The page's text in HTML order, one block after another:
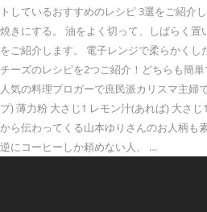
トしているおすすめのレシピ 3選をご紹
焼きにする。 油をよく切って、しばらく
をご紹介します。 電子レンジで柔らかく
チーズのレシピを2つご紹介！どちらも簡
人気の料理ブロガーで庶民派カリスマ主婦
プ) 薄力粉 大さじ1 レモン汁(あれば) 大さ
から伝わってくる山本ゆりさんのお人柄も
逆にコーヒーしか頼めない人、 …